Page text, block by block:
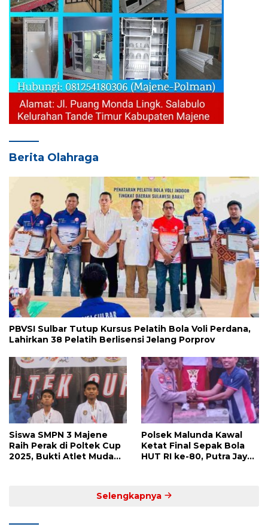
Berita Olahraga
PBVSI Sulbar Tutup Kursus Pelatih Bola Voli Perdana,
Lahirkan 38 Pelatih Berlisensi Jelang Porprov
Siswa SMPN 3 Majene
Raih Perak di Poltek Cup
2025, Bukti Atlet Muda
Polsek Malunda Kawal
Ketat Final Sepak Bola
HUT RI ke-80, Putra Jaya
Selengkapnya